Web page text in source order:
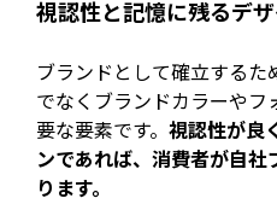
視認性と記憶に残るデ
ブランドとして確立する
でなくブランドカラーや
要な要素です。視認性が良
ンであれば、消費者が自
ります。